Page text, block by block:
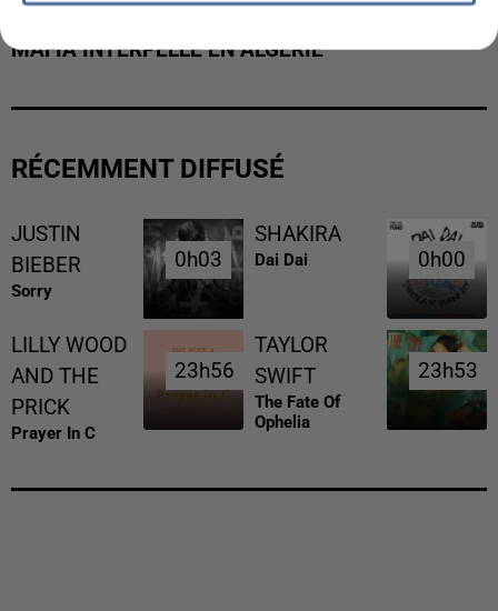
MAFIA INTERPELLÉ EN ALGÉRIE
RÉCEMMENT DIFFUSÉ
JUSTIN
BIEBER
Sorry
0h03
0h03
SHAKIRA
Dai Dai 0h00
0h00
LILLY WOOD
AND THE
PRICK
Prayer In C
23h56
23h56
TAYLOR
SWIFT
The Fate Of
Ophelia
23h53
23h53